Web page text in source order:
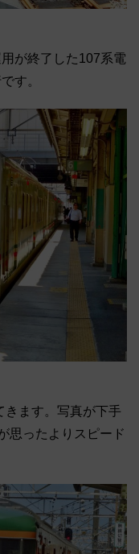
が終了した107系電
す。
きます。写真が下手
思ったよりスピード